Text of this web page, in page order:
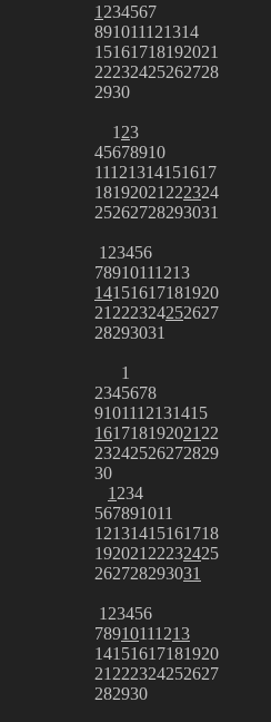
1 234567
891011121314
15161718192021
22232425262728
2930
1 23
45678910
11121314151617
18192021 222324
25262728293031
1 23456
78910111213
14151617181920
21 222324252627
28293031
1
2345678
9101112131415
161718192021 22
23242526272829
30
1 234
567891011
12131415161718
192021 22232425
262728293031
1 23456
78910111213
14151617181920
21 222324252627
282930